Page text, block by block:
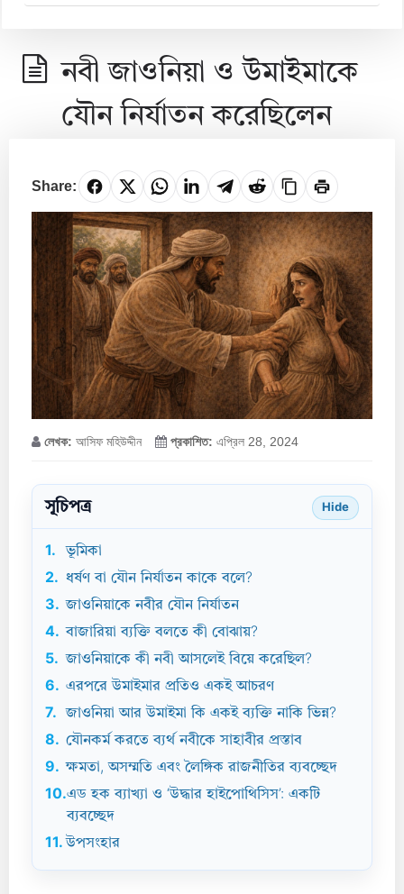
নবী জাওনিয়া ও উমাইমাকে
যৌন নির্যাতন করেছিলেন
Share:
লেখক: আসিফ মহিউদ্দীন প্রকাশিত: এপ্রিল 28, 2024
সূচিপত্র Hide
1.
ভূমিকা
2. ধর্ষণ বা যৌন নির্যাতন কাকে বলে?
3. জাওনিয়াকে নবীর যৌন নির্যাতন
4. বাজারিয়া ব্যক্তি বলতে কী বোঝায়?
5. জাওনিয়াকে কী নবী আসলেই বিয়ে করেছিল?
6. এরপরে উমাইমার প্রতিও একই আচরণ
7.
জাওনিয়া আর উমাইমা কি একই ব্যক্তি নাকি ভিন্ন?
8. যৌনকর্ম করতে ব্যর্থ নবীকে সাহাবীর প্রস্তাব
9. ক্ষমতা, অসম্মতি এবং লৈঙ্গিক রাজনীতির ব্যবচ্ছেদ
10.এড হক ব্যাখ্যা ও ‘উদ্ধার হাইপোথিসিস’: একটি
ব্যবচ্ছেদ
11. উপসংহার